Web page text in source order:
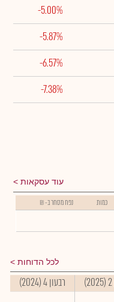
-5.00%
-5.87%
-6.57%
-7.38%
עוד עסקאות
כמות נפח מסחר ב- ₪
לכל הדוחות
רבעון 4 (2024)